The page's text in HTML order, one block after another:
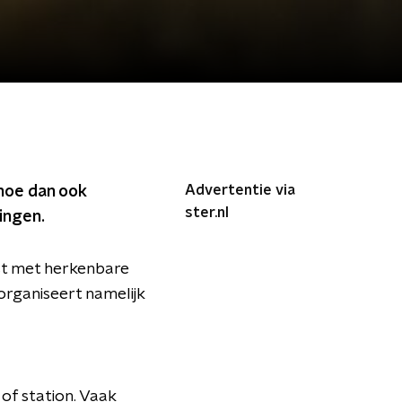
dan ook
met herkenbare
namelijk
station. Vaak
Advertentie via
ster.nl